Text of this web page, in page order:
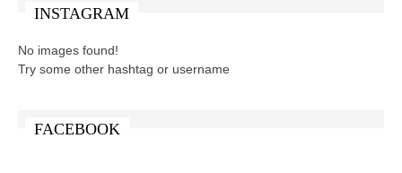
INSTAGRAM
No images found!
Try some other hashtag or username
FACEBOOK